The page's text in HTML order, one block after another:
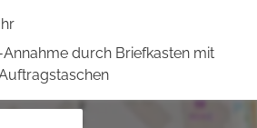
durch Briefkasten mit